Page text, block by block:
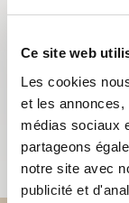
Ce site web
Les cookies
et les
médias sociaux
partageons
notre site avec
publicité et